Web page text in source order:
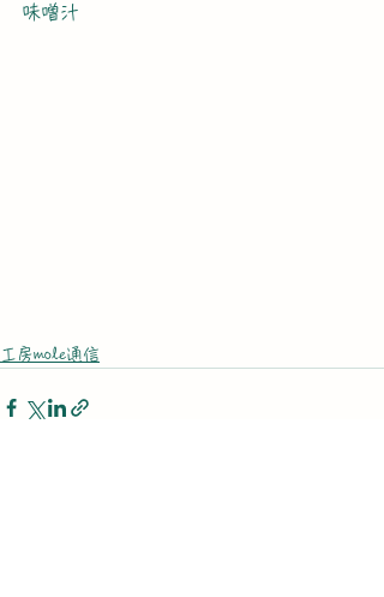
味噌汁
工房mole通信